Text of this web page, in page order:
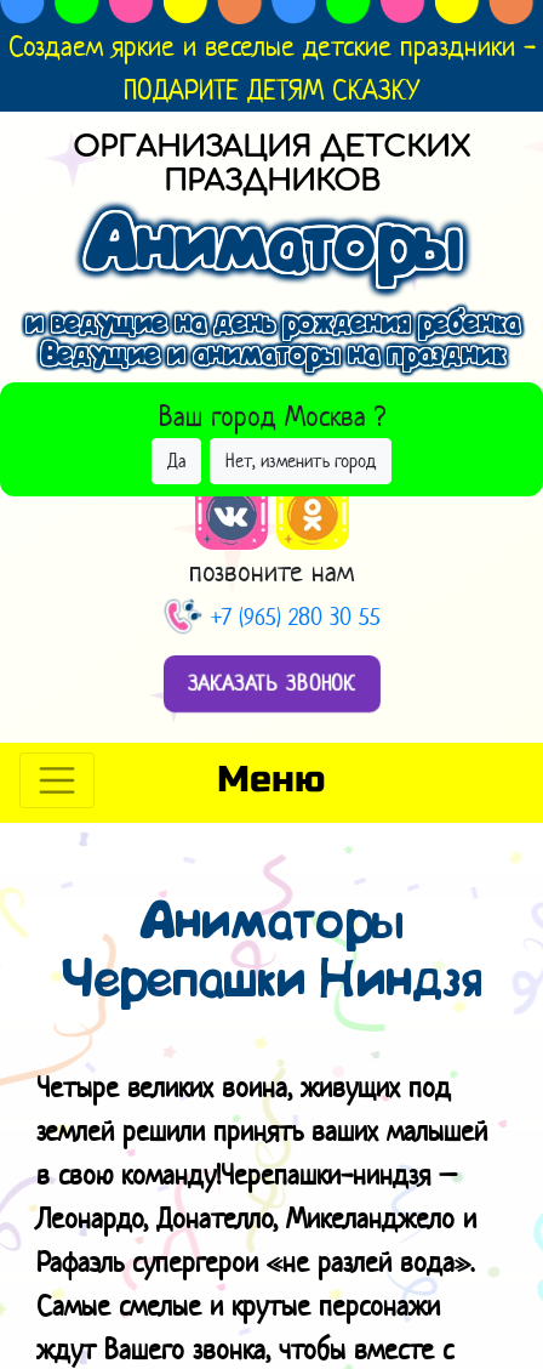
Создаем яркие и веселые детские праздники -
ПОДАРИТЕ ДЕТЯМ СКАЗКУ
ОРГАНИЗАЦИЯ ДЕТСКИХ
ПРАЗДНИКОВ
Аниматоры
и ведущие на день рождения ребенка
Ведущие и аниматоры на праздник
Ваш город Москва ?
Да Нет, изменить город
ВЫБРАТЬ ДРУГОЙ ГОРОД
позвоните нам
+7 (965) 280 30 55
ЗАКАЗАТЬ ЗВОНОК
Меню
Аниматоры
Черепашки Ниндзя
Четыре великих воина, живущих под
землей решили принять ваших малышей
в свою команду!Черепашки-ниндзя –
Леонардо, Донателло, Микеланджело и
Рафаэль супергерои «не разлей вода».
Самые смелые и крутые персонажи
ждут Вашего звонка, чтобы вместе с